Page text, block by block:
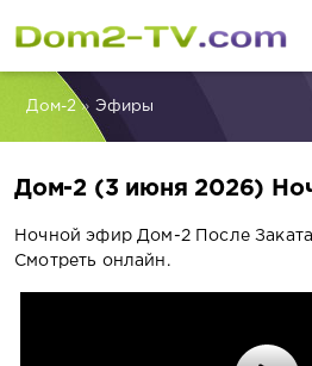
Дом-2» Эфиры
Дом-2 (3 июня 2026)
Ночной эфир Дом-2 После
Смотреть онлайн.